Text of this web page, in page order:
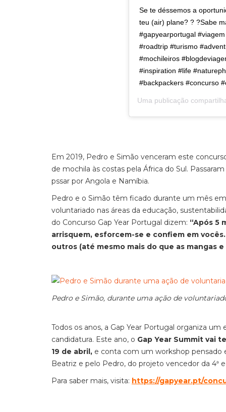
Se te déssemos a
teu (air) plane? ? ?Sabe
#gapyearportugal
#roadtrip #turismo
#mochileiros
#inspiration #life
#backpackers #concurso
Uma publicação
Em 2019, Pedro e Simão venceram este
de mochila às costas pela África do Sul.
pssar por Angola e Namíbia.
Pedro e o Simão têm ficado durante um mês
voluntariado nas áreas da educação,
do Concurso Gap Year Portugal dizem: “Após 5
arrisquem, esforcem-se e confiem em
outros (até mesmo mais do que as mangas
Pedro e Simão, durante uma ação de
Todos os anos, a Gap Year Portugal organiza
candidatura. Este ano, o Gap Year Summit vai
19 de abril, e conta com um workshop pensado
Beatriz e pelo Pedro, do projeto vencedor da 4ª
Para saber mais, visita: https://gapyear.pt/